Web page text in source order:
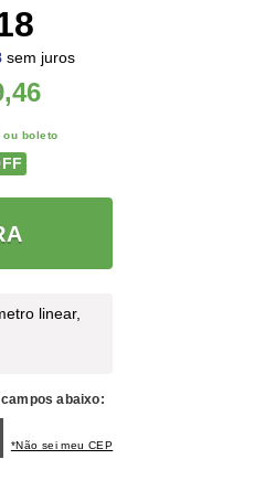
sem juros
ou boleto
linear,
abaixo:
*Não sei meu CEP